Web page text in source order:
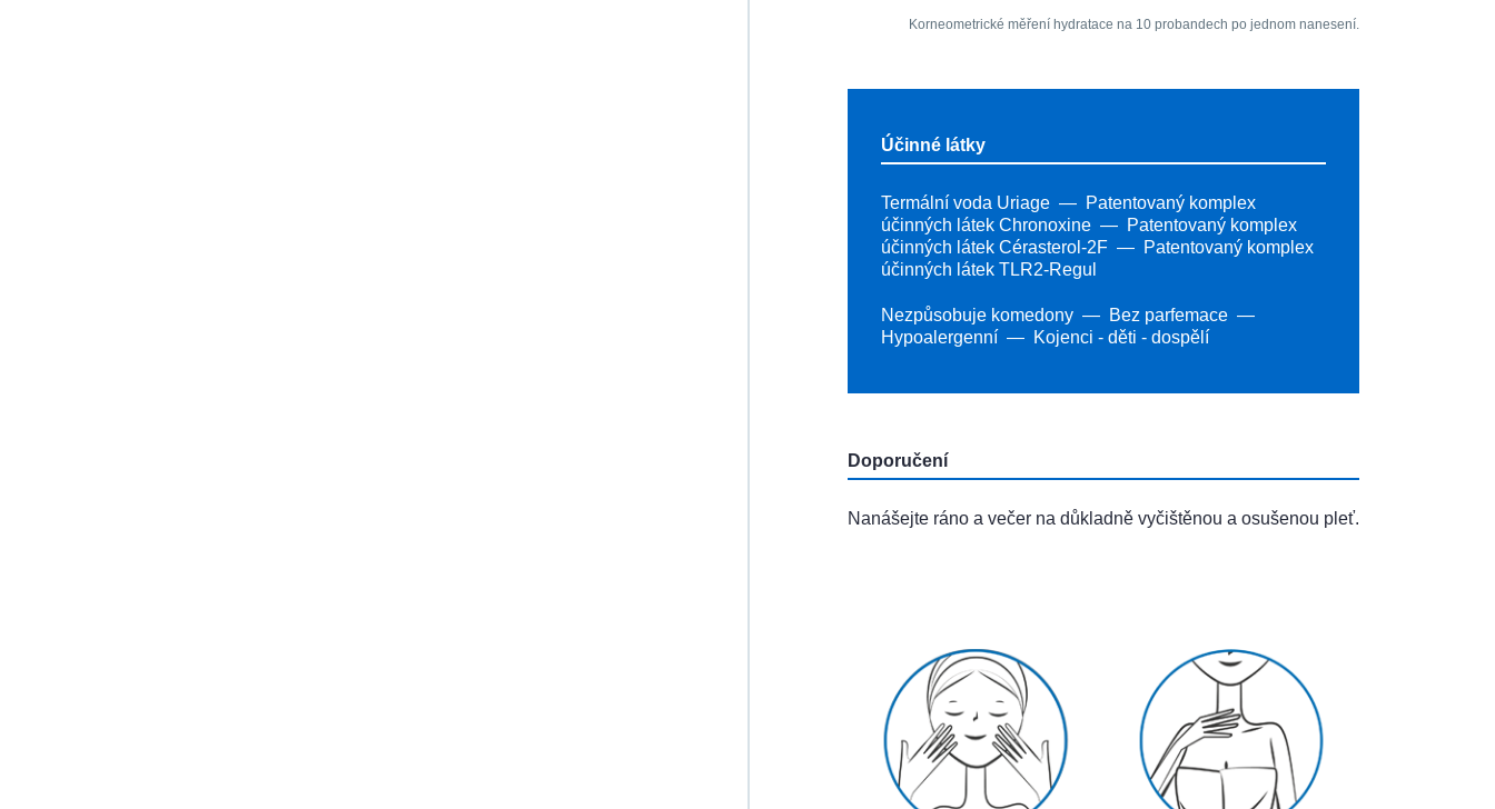
Korneometrické měření hydratace na 10 probandech po jednom nanesení.
Účinné látky
Termální voda Uriage
Patentovaný komplex
účinných látek Chronoxine
Patentovaný komplex
účinných látek Cérasterol-2F
Patentovaný komplex
účinných látek TLR2-Regul
Nezpůsobuje komedony
Bez parfemace
Hypoalergenní
Kojenci - děti - dospělí
Doporučení
Nanášejte ráno a večer na důkladně vyčištěnou a osušenou pleť.